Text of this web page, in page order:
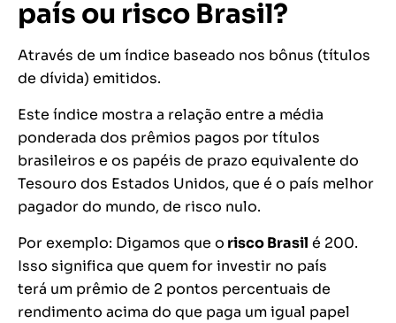
país ou risco Brasil?
Através de um índice baseado nos bônus (títulos
de dívida) emitidos.
Este índice mostra a relação entre a média
ponderada dos prêmios pagos por títulos
brasileiros e os papéis de prazo equivalente do
Tesouro dos Estados Unidos, que é o país melhor
pagador do mundo, de risco nulo.
Por exemplo: Digamos que o risco Brasil é 200.
Isso significa que quem for investir no país
terá um prêmio de 2 pontos percentuais de
rendimento acima do que paga um igual papel